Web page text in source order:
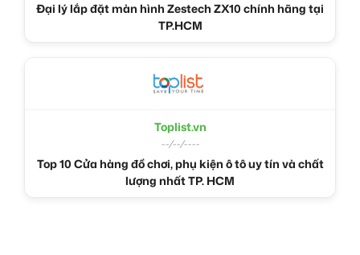
Đại lý lắp đặt màn hình Zestech ZX10 chính hãng tại
TP.HCM
Toplist.vn
--/--/----
Top 10 Cửa hàng đồ chơi, phụ kiện ô tô uy tín và chất
lượng nhất TP. HCM